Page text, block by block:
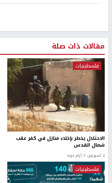
مقالات ذات صلة
فلسطينيات
الاحتلال يخطر بإخلاء منازل في كفر عقب
شمال القدس
2 أسبوعين، 5 أيام ago
فلسطينيات